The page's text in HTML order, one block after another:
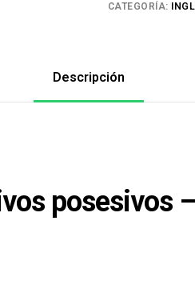
CATEGORÍA:
Descripción
posesivos